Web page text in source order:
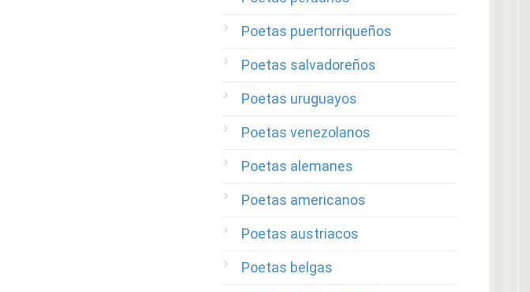
Poetas puertorriqueños
Poetas salvadoreños
Poetas uruguayos
Poetas venezolanos
Poetas alemanes
Poetas americanos
Poetas austriacos
Poetas belgas